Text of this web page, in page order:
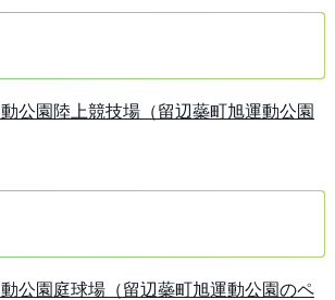
公園陸上競技場（留辺蘂町旭運動公園
公園庭球場（留辺蘂町旭運動公園のペ